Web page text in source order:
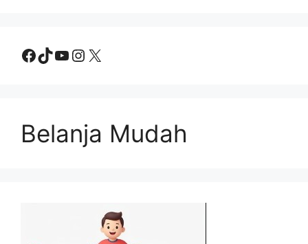
Facebook
TikTok
YouTube
Instagram
X
Belanja Mudah